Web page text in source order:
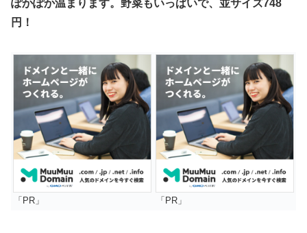
ぽかぽか温まります。野菜もいっぱいで、並サイズ748
円！
「PR」 「PR」